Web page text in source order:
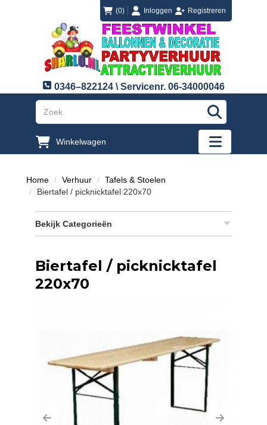
(0) loginInloggen
registreren Registreren
0346–822124 \ Servicenr. 06-34000046
"Zoeken
Winkelwagen
"Toggle
Home Verhuur
Tafels & Stoelen
Biertafel / picknicktafel 220x70
Bekijk Categorieën
Biertafel / picknicktafel
220x70